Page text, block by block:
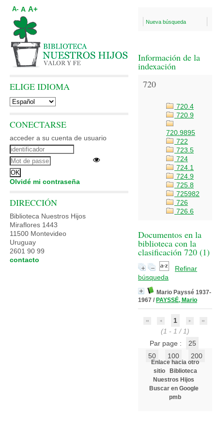
Nueva búsqueda
Información de la
indexación
720
720.4
720.9
720.9895
722
723.5
724
724.1
724.9
725.8
725982
726
726.6
Documentos en la
biblioteca con la
clasificación 720 (1)
Refinar
búsqueda
Mario Payssé 1937-
1967 / PAYSSÉ, Mario
1
(1 - 1 / 1)
Par page :
25
50
100 200
Enlace hacia otro
sitio
Biblioteca
Nuestros Hijos
Buscar en Google
pmb
A- A A+
ELIGE IDIOMA
CONECTARSE
acceder a su cuenta de usuario
Olvidé mi contraseña
DIRECCIÓN
Biblioteca Nuestros Hijos
Miraflores 1443
11500 Montevideo
Uruguay
2601 90 99
contacto